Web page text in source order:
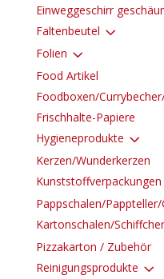
Einweggeschirr
Faltenbeutel 3
Folien 3
Food Artikel
Foodboxen/
Frischhalte-Papiere
Hygieneprodukte 3
Kerzen/Wunderkerzen
Kunststoffverpackungen
Pappschalen/Pappteller/
Kartonschalen/
Pizzakarton / Zubehör
Reinigungsprodukte 3